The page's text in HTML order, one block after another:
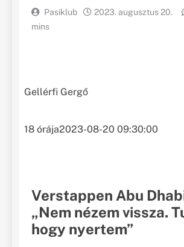
Pasiklub 2023. augusztus 20.
mins
Gellérfi Gergő
18 órája2023-08-20 09:30:00
Verstappen Abu
„Nem nézem vissza.
hogy nyertem”